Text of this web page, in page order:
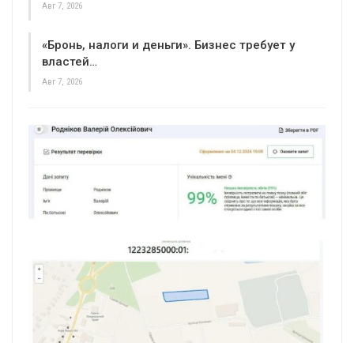
Авг 7, 2026
«Бронь, налоги и деньги». Бизнес требует у
властей…
Авг 7, 2026